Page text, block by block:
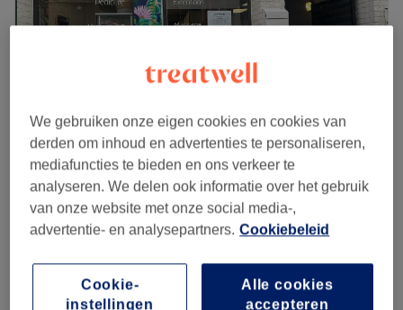
Anastasiia Kapsalon, Gent
4,9
78 reviews
Keizer Karelstraat, Gent
Laat zien op de kaart
Vrouwen - Kleuren zonder ammoniak - kort
1 u
Vrouwen - Kleuren zonder ammoniak- half
We gebruiken onze eigen cookies en cookies van
derden om inhoud en advertenties te personaliseren,
mediafuncties te bieden en ons verkeer te
analyseren. We delen ook informatie over het gebruik
van onze website met onze social media-,
advertentie- en analysepartners. Cookiebeleid
Alle cookies
accepteren
Cookie-
instellingen